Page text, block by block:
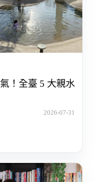
！全臺 5 大親水
2026-07-31